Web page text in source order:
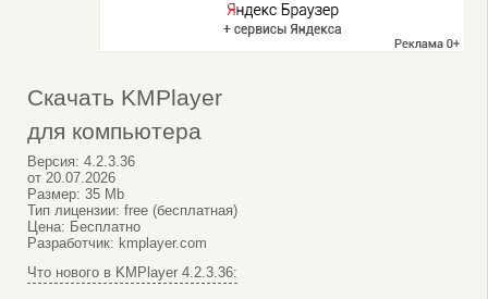
Скачать KMPlayer
для компьютера
Версия: 4.2.3.36
от 20.07.2026
Размер: 35 Mb
Тип лицензии: free (бесплатная)
Цена: Бесплатно
Разработчик: kmplayer.com
Что нового в KMPlayer 4.2.3.36: